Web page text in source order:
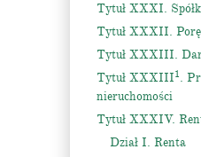
Tytuł XXXI.
Tytuł XXXII.
Tytuł XXXIII.
Tytuł XXXIII1.
nieruchomości
Tytuł XXXIV.
Dział I. Renta